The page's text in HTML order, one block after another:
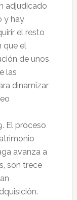
adjudicado
y hay
el resto
que el
de unos
las
dinamizar
El proceso
avanza a
son trece